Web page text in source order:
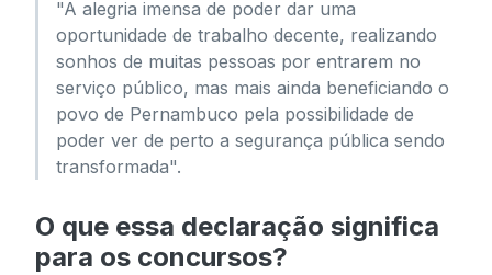
"A alegria imensa de poder dar uma
oportunidade de trabalho decente, realizando
sonhos de muitas pessoas por entrarem no
serviço público, mas mais ainda beneficiando o
povo de Pernambuco pela possibilidade de
poder ver de perto a segurança pública sendo
transformada".
O que essa declaração significa
para os concursos?